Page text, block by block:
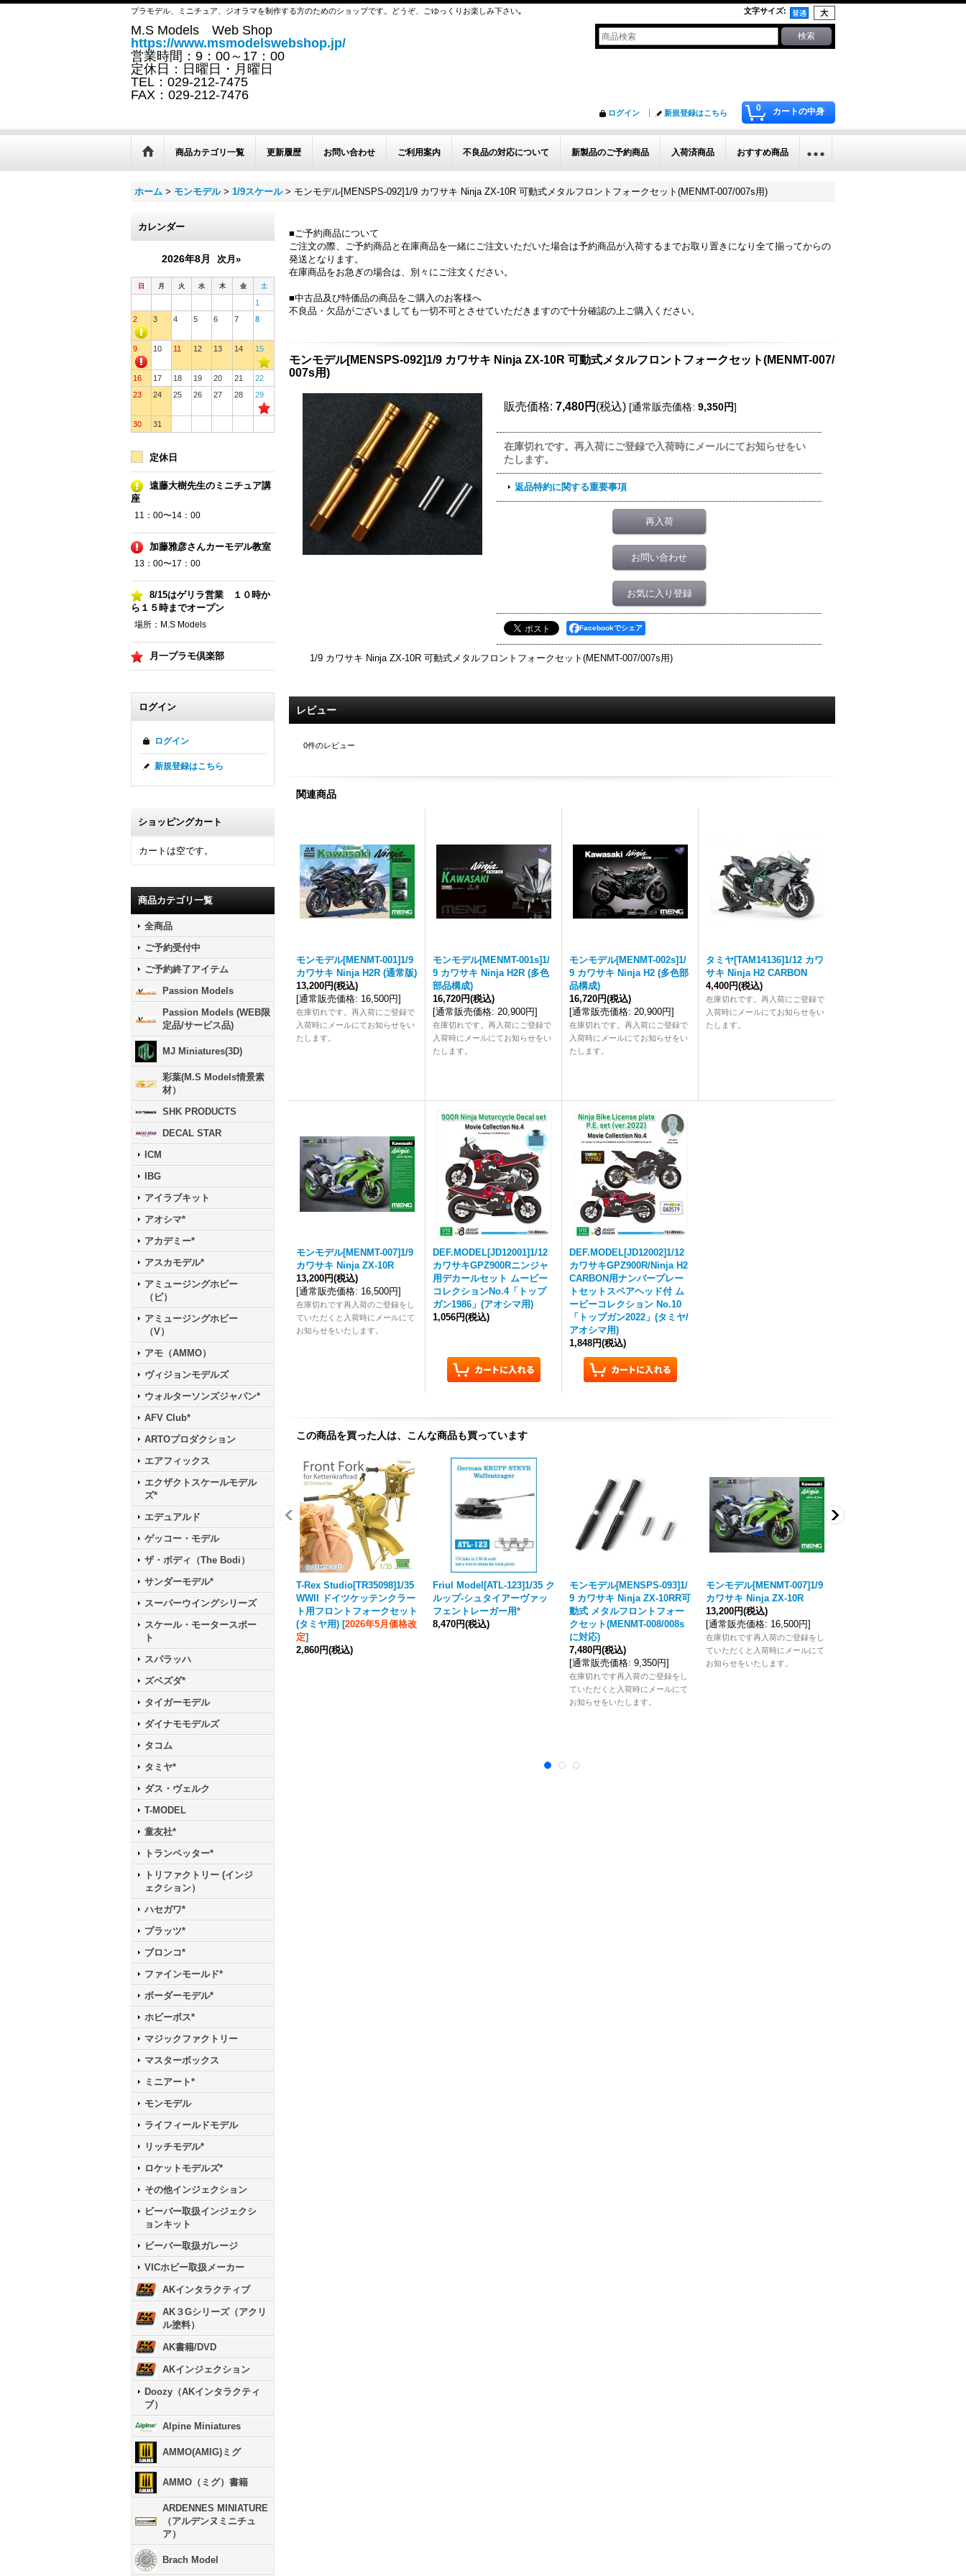
プラモデル、ミニチュア、ジオラマを制作する方のためのショップです。どうぞ、ごゆっくりお楽しみ下さい｡ 文字サイズ:
M.S Models Web Shop
https://www.msmodelswebshop.jp/
営業時間：9：00～17：00
定休日：日曜日・月曜日
TEL：029-212-7475
FAX：029-212-7476
0 カートの中身
ログイン 新規登録はこちら
商品カテゴリ一覧 更新履歴 お問い合わせ ご利用案内 不良品の対応について 新製品のご予約商品 入荷済商品 おすすめ商品
ホーム > モンモデル > 1/9スケール > モンモデル[MENSPS-092]1/9 カワサキ Ninja ZX-10R 可動式メタルフロントフォークセット(MENMT-007/007s用)
カレンダー
2026年8月 次月»
日 月 火 水 木 金 土
1
2
3 4 5 6 7 8
9 10 11 12 13 14 15
16 17 18 19 20 21
22
23
24 25 26 27 28 29
30 31
定休日
遠藤大樹先生のミニチュア講
座
11：00〜14：00
加藤雅彦さんカーモデル教室
13：00〜17：00
8/15はゲリラ営業 １０時か
ら１５時までオープン
場所：M.S Models
月一プラモ倶楽部
ログイン
ログイン
新規登録はこちら
ショッピングカート
カートは空です。
商品カテゴリ一覧
全商品
ご予約受付中
ご予約終了アイテム
Passion Models
Passion Models (WEB限
定品/サービス品)
MJ Miniatures(3D)
彩葉(M.S Models情景素
材）
SHK PRODUCTS
DECAL STAR
ICM
IBG
アイラブキット
アオシマ*
アカデミー*
アスカモデル*
アミュージングホビー
（ビ）
アミュージングホビー
（V）
アモ（AMMO）
ヴィジョンモデルズ
ウォルターソンズジャパン*
AFV Club*
ARTOプロダクション
エアフィックス
エクザクトスケールモデル
ズ*
エデュアルド
ゲッコー・モデル
ザ・ボディ（The Bodi）
サンダーモデル*
スーパーウイングシリーズ
スケール・モータースポー
ト
スパラッハ
ズベズダ*
タイガーモデル
ダイナモモデルズ
タコム
タミヤ*
ダス・ヴェルク
T-MODEL
童友社*
トランペッター*
トリファクトリー (インジ
ェクション）
ハセガワ*
プラッツ*
ブロンコ*
ファインモールド*
ボーダーモデル*
ホビーボス*
マジックファクトリー
マスターボックス
ミニアート*
モンモデル
ライフィールドモデル
リッチモデル*
ロケットモデルズ*
その他インジェクション
ビーバー取扱インジェクシ
ョンキット
ビーバー取扱ガレージ
VICホビー取扱メーカー
AKインタラクティブ
AK３Gシリーズ（アクリ
ル塗料）
AK書籍/DVD
AKインジェクション
Doozy（AKインタラクティ
ブ）
Alpine Miniatures
AMMO(AMIG)ミグ
AMMO（ミグ）書籍
ARDENNES MINIATURE
（アルデンヌミニチュ
ア）
Brach Model
■ご予約商品について
ご注文の際、ご予約商品と在庫商品を一緒にご注文いただいた場合は予約商品が入荷するまでお取り置きになり全て揃ってからの
発送となります。
在庫商品をお急ぎの場合は、別々にご注文ください。
■中古品及び特価品の商品をご購入のお客様へ
不良品・欠品がございましても一切不可とさせていただきますので十分確認の上ご購入ください。
モンモデル[MENSPS-092]1/9 カワサキ Ninja ZX-10R 可動式メタルフロントフォークセット(MENMT-007/
007s用)
販売価格: 7,480円 (税込) [通常販売価格: 9,350円]
在庫切れです。再入荷にご登録で入荷時にメールにてお知らせをい
たします。
返品特約に関する重要事項
再入荷
お問い合わせ
お気に入り登録
Facebookでシェア
1/9 カワサキ Ninja ZX-10R 可動式メタルフロントフォークセット(MENMT-007/007s用)
レビュー
0件のレビュー
関連商品
モンモデル[MENMT-001]1/9
カワサキ Ninja H2R (通常版)
13,200円(税込)
[通常販売価格: 16,500円]
在庫切れです。再入荷にご登録で
入荷時にメールにてお知らせをい
たします。
モンモデル[MENMT-001s]1/
9 カワサキ Ninja H2R (多色
部品構成)
16,720円(税込)
[通常販売価格: 20,900円]
在庫切れです。再入荷にご登録で
入荷時にメールにてお知らせをい
たします。
モンモデル[MENMT-002s]1/
9 カワサキ Ninja H2 (多色部
品構成)
16,720円(税込)
[通常販売価格: 20,900円]
在庫切れです。再入荷にご登録で
入荷時にメールにてお知らせをい
たします。
タミヤ[TAM14136]1/12 カワ
サキ Ninja H2 CARBON
4,400円(税込)
在庫切れです。再入荷にご登録で
入荷時にメールにてお知らせをい
たします。
モンモデル[MENMT-007]1/9
カワサキ Ninja ZX-10R
13,200円(税込)
[通常販売価格: 16,500円]
在庫切れです再入荷のご登録をし
ていただくと入荷時にメールにて
お知らせをいたします。
DEF.MODEL[JD12001]1/12
カワサキGPZ900Rニンジャ
用デカールセット ムービー
コレクションNo.4「トップ
ガン1986」(アオシマ用)
1,056円(税込)
DEF.MODEL[JD12002]1/12
カワサキGPZ900R/Ninja H2
CARBON用ナンバープレー
トセットスペアヘッド付 ム
ービーコレクション No.10
「トップガン2022」(タミヤ/
アオシマ用)
1,848円(税込)
この商品を買った人は、こんな商品も買っています
T-Rex Studio[TR35098]1/35
WWII ドイツケッテンクラー
ト用フロントフォークセット
(タミヤ用) [2026年5月価格改
定]
2,860円(税込)
Friul Model[ATL-123]1/35 ク
ルップ-シュタイアーヴァッ
フェントレーガー用*
8,470円(税込)
モンモデル[MENSPS-093]1/
9 カワサキ Ninja ZX-10RR可
動式 メタルフロントフォー
クセット(MENMT-008/008s
に対応)
7,480円(税込)
[通常販売価格: 9,350円]
在庫切れです再入荷のご登録をし
ていただくと入荷時にメールにて
お知らせをいたします。
モンモデル[MENMT-007]1/9
カワサキ Ninja ZX-10R
13,200円(税込)
[通常販売価格: 16,500円]
在庫切れです再入荷のご登録をし
ていただくと入荷時にメールにて
お知らせをいたします。